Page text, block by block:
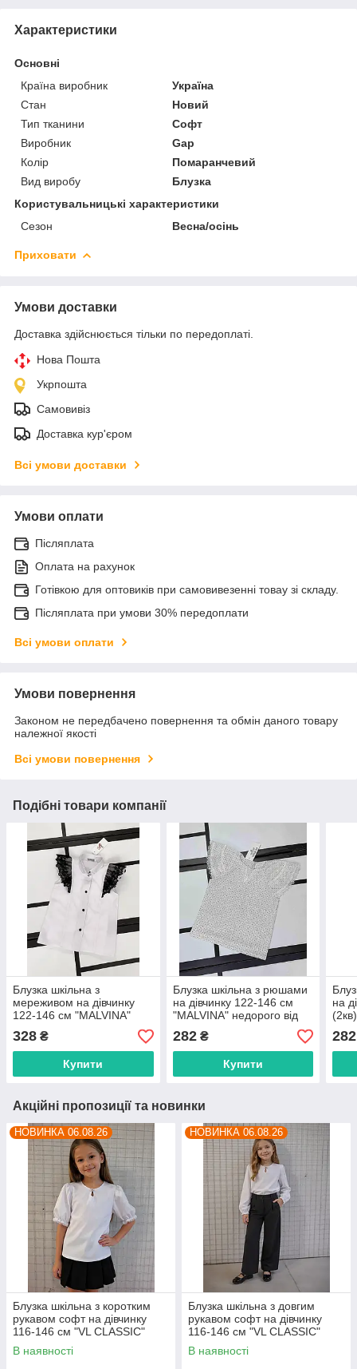
Характеристики
Основні
Країна виробник
Україна
Стан
Новий
Тип тканини
Софт
Виробник
Gap
Колір
Помаранчевий
Вид виробу
Блузка
Користувальницькі характеристики
Сезон
Весна/осінь
Приховати
Умови доставки
Доставка здійснюється тільки по передоплаті.
Нова Пошта
Укрпошта
Самовивіз
Доставка кур'єром
Всі умови доставки
Умови оплати
Післяплата
Оплата на рахунок
Готівкою для оптовиків при самовивезенні товау зі складу.
Післяплата при умови 30% передоплати
Всі умови оплати
Умови повернення
Законом не передбачено повернення та обмін даного товару
належної якості
Всі умови повернення
Подібні товари компанії
Блузка шкільна з
мереживом на дівчинку
122-146 см "MALVINA"
недорого від прямого
постачальника
328 ₴
Купити
Блузка шкільна з рюшами
на дівчинку 122-146 см
"MALVINA" недорого від
прямого постачальника
282₴
Купити
на
від
282
Акційні пропозиції та новинки
НОВИНКА 06.08.26
Блузка шкільна з коротким
рукавом софт на дівчинку
116-146 см "VL CLASSIC"
недорого від прямого
постачальника
В наявності
НОВИНКА 06.08.26
Блузка шкільна з довгим
рукавом софт на дівчинку
116-146 см "VL CLASSIC"
недорого від прямого
постачальника
В наявності